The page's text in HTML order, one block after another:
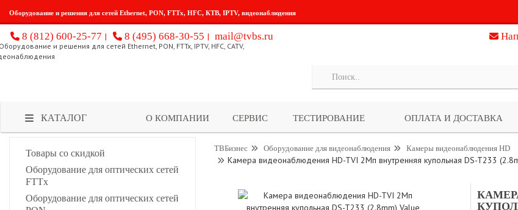
Оборудование и решения для сетей Ethernet, PON, FTTx, HFC, КТВ, IPTV, видеонаблюдения
8 (812) 600-25-77 8 (495) 668-30-55 mail@tvbs.ru
КАТАЛОГ О КОМПАНИИ СЕРВИС ТЕСТИРОВАНИЕ ОПЛАТА И ДОСТАВКА
Товары со скидкой
Оборудование для оптических сетей
FTTx
Оборудование для оптических сетей
ТВБизнес Оборудование для видеонаблюдения Камеры видеонаблюдения HD
Камера видеонаблюдения HD-TVI 2Мп внутренняя купольная DS-T233